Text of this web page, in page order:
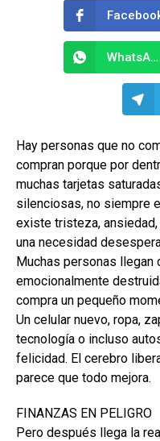
WhatsApp
Hay personas que no
compran porque por
muchas tarjetas
silenciosas, no siempre
existe tristeza,
una necesidad
Muchas personas llegan
emocionalmente
compra un pequeño
Un celular nuevo, ropa,
tecnología o incluso
felicidad. El cerebro
parece que todo mejora.
FINANZAS EN PELIGRO
Pero después llega la